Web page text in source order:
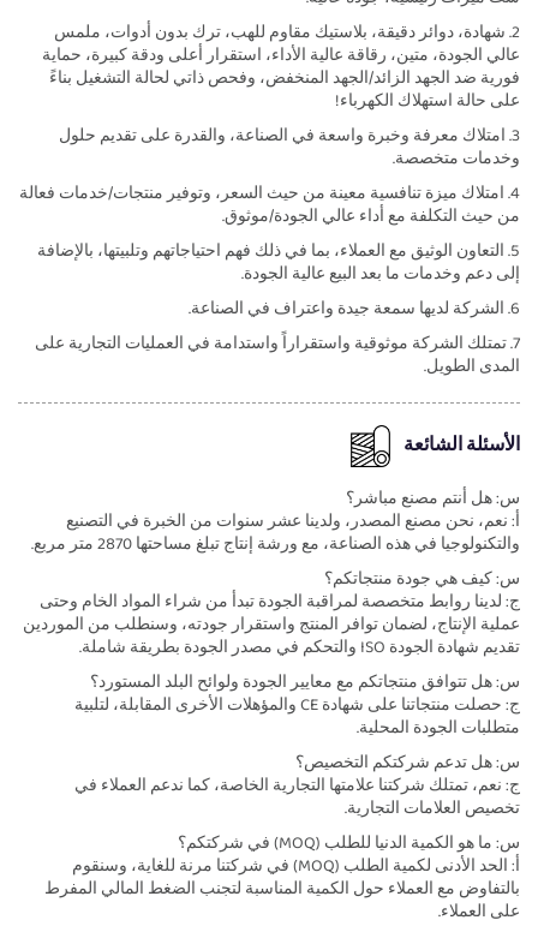
2. شهادة، دوائر دقيقة، بلاستيك مقاوم للهب، ترك بدون أدوات، ملمس
عالي الجودة، متين، رقاقة عالية الأداء، استقرار أعلى ودقة كبيرة، حماية
فورية ضد الجهد الزائد/الجهد المنخفض، وفحص ذاتي لحالة التشغيل بناءً
على حالة استهلاك الكهرباء!
3. امتلاك معرفة وخبرة واسعة في الصناعة، والقدرة على تقديم حلول
وخدمات متخصصة.
4. امتلاك ميزة تنافسية معينة من حيث السعر، وتوفير منتجات/خدمات فعالة
من حيث التكلفة مع أداء عالي الجودة/موثوق.
5. التعاون الوثيق مع العملاء، بما في ذلك فهم احتياجاتهم وتلبيتها، بالإضافة
إلى دعم وخدمات ما بعد البيع عالية الجودة.
6. الشركة لديها سمعة جيدة واعتراف في الصناعة.
7. تمتلك الشركة موثوقية واستقراراً واستدامة في العمليات التجارية على
المدى الطويل.
الأسئلة الشائعة
س: هل أنتم مصنع مباشر؟
أ: نعم، نحن مصنع المصدر، ولدينا عشر سنوات من الخبرة في التصنيع
والتكنولوجيا في هذه الصناعة، مع ورشة إنتاج تبلغ مساحتها 2870 متر مربع.
س: كيف هي جودة منتجاتكم؟
ج: لدينا روابط متخصصة لمراقبة الجودة تبدأ من شراء المواد الخام وحتى
عملية الإنتاج، لضمان توافر المنتج واستقرار جودته، وسنطلب من الموردين
تقديم شهادة الجودة ISO والتحكم في مصدر الجودة بطريقة شاملة.
س: هل تتوافق منتجاتكم مع معايير الجودة ولوائح البلد المستورد؟
ج: حصلت منتجاتنا على شهادة CE والمؤهلات الأخرى المقابلة، لتلبية
متطلبات الجودة المحلية.
س: هل تدعم شركتكم التخصيص؟
ج: نعم، تمتلك شركتنا علامتها التجارية الخاصة، كما ندعم العملاء في
تخصيص العلامات التجارية.
س: ما هو الكمية الدنيا للطلب (MOQ) في شركتكم؟
أ: الحد الأدنى لكمية الطلب (MOQ) في شركتنا مرنة للغاية، وسنقوم
بالتفاوض مع العملاء حول الكمية المناسبة لتجنب الضغط المالي المفرط
على العملاء.